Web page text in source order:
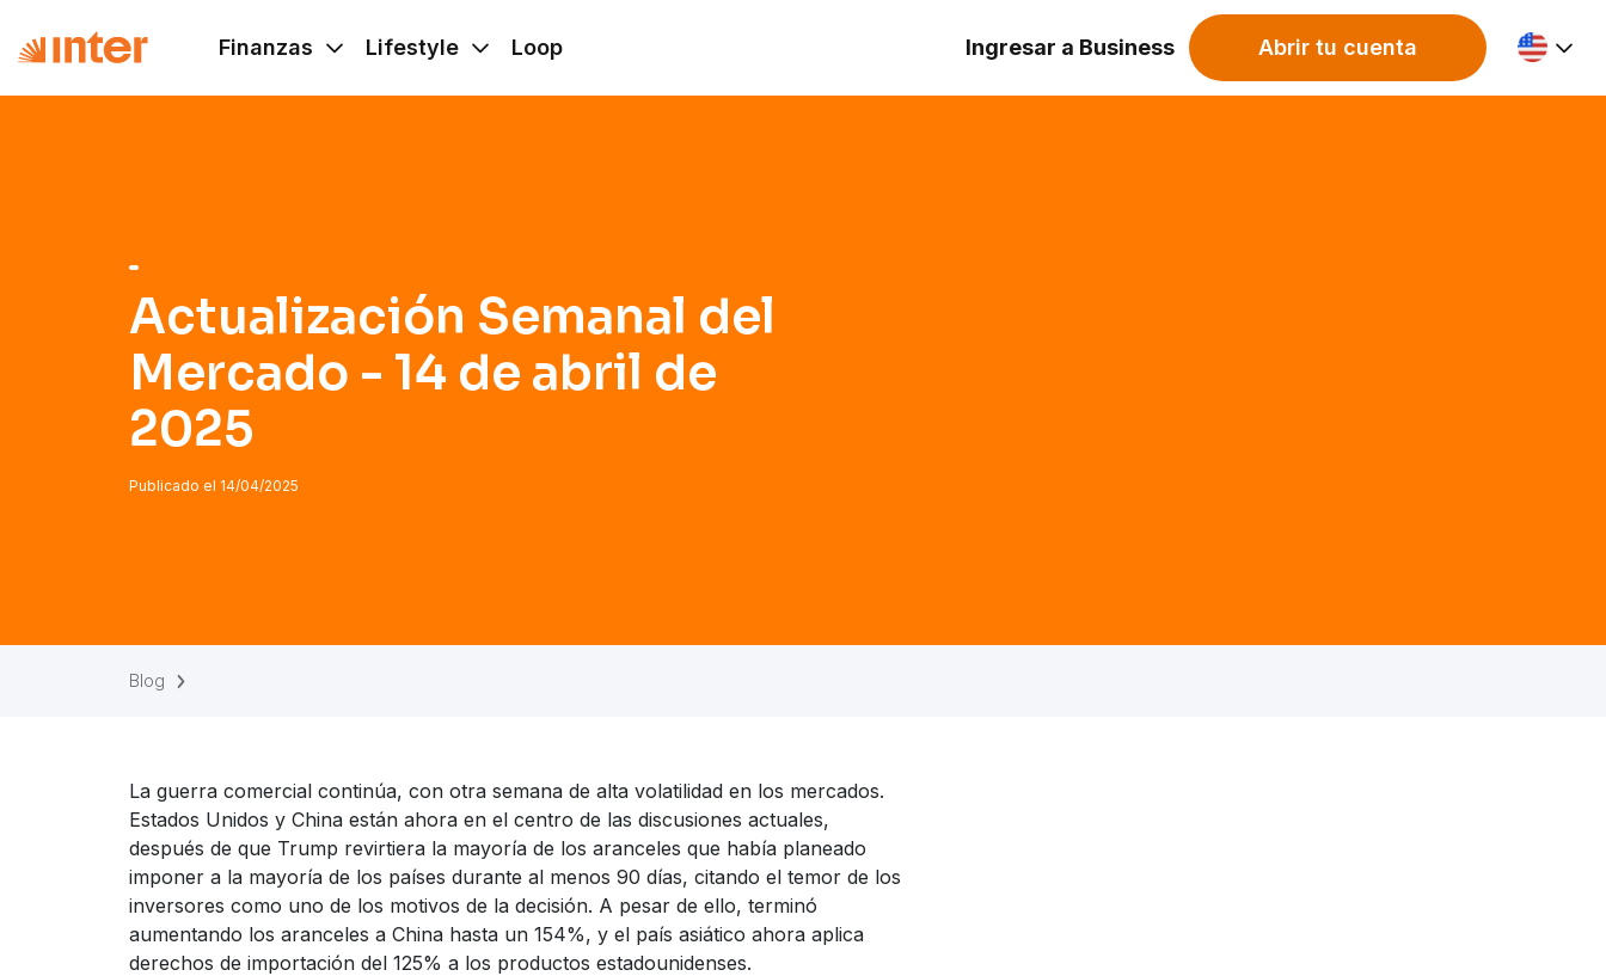
Finanzas Lifestyle Loop Ingresar a Business Abrir tu cuenta
Actualización Semanal del
Mercado - 14 de abril de
2025
Publicado el 14/04/2025
Blog
La guerra comercial continúa, con otra semana de alta volatilidad en los mercados.
Estados Unidos y China están ahora en el centro de las discusiones actuales,
después de que Trump revirtiera la mayoría de los aranceles que había planeado
imponer a la mayoría de los países durante al menos 90 días, citando el temor de los
inversores como uno de los motivos de la decisión. A pesar de ello, terminó
aumentando los aranceles a China hasta un 154%, y el país asiático ahora aplica
derechos de importación del 125% a los productos estadounidenses.